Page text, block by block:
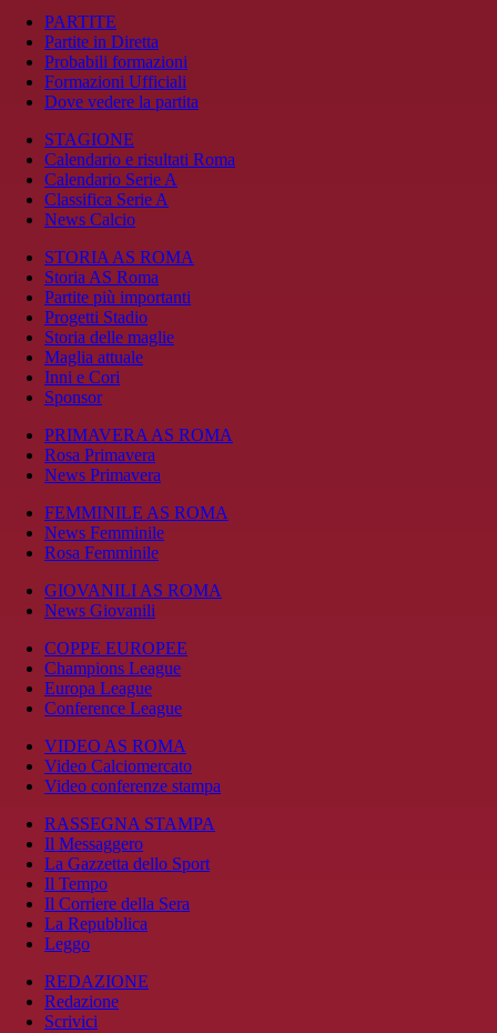
PARTITE
Partite in Diretta
Probabili formazioni
Formazioni Ufficiali
Dove vedere la partita
STAGIONE
Calendario e risultati Roma
Calendario Serie A
Classifica Serie A
News Calcio
STORIA AS ROMA
Storia AS Roma
Partite più importanti
Progetti Stadio
Storia delle maglie
Maglia attuale
Inni e Cori
Sponsor
PRIMAVERA AS ROMA
Rosa Primavera
News Primavera
FEMMINILE AS ROMA
News Femminile
Rosa Femminile
GIOVANILI AS ROMA
News Giovanili
COPPE EUROPEE
Champions League
Europa League
Conference League
VIDEO AS ROMA
Video Calciomercato
Video conferenze stampa
RASSEGNA STAMPA
Il Messaggero
La Gazzetta dello Sport
Il Tempo
Il Corriere della Sera
La Repubblica
Leggo
REDAZIONE
Redazione
Scrivici